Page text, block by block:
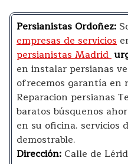
Persianistas Ordoñez:
empresas de servicios
persianistas Madrid
en instalar persianas
ofrecemos garantía en
Reparacion persianas
baratos búsquenos
en su oficina. servicios
demostrable.
Dirección: Calle de